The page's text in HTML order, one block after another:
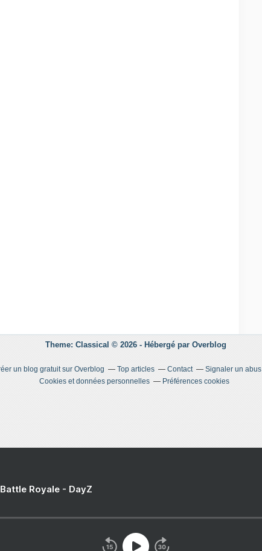
Theme: Classical © 2026 - Hébergé par Overblog
un blog gratuit sur Overblog Top articles Contact Signaler un abus
Cookies et données personnelles
Préférences cookies
Royale - DayZ